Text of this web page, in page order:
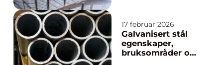
presset inn i en
allerede full garasje,
overlates lagring og
kontroll til fagfolk. For
17 februar 2026
Galvanisert stål
egenskaper,
bruksområder og